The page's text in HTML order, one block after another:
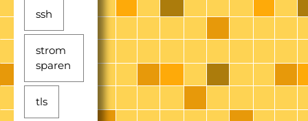
ssh
strom
sparen
tls